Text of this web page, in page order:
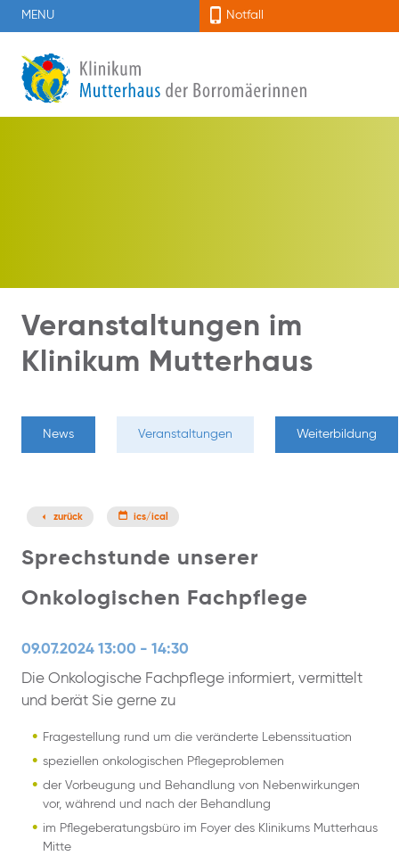
MENU Notfall
Veranstaltungen im
Klinikum Mutterhaus
News Veranstaltungen Weiterbildung
Sprechstunde unserer
Onkologischen Fachpflege
09.07.2024 13:00 - 14:30
Die Onkologische Fachpflege informiert, vermittelt
und berät Sie gerne zu
Fragestellung rund um die veränderte Lebenssituation
speziellen onkologischen Pflegeproblemen
der Vorbeugung und Behandlung von Nebenwirkungen
vor, während und nach der Behandlung
im Pflegeberatungsbüro im Foyer des Klinikums Mutterhaus
Mitte
zurück ics/ical